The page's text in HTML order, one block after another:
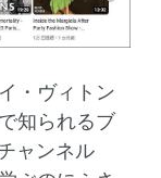
・ヴィトン
知られるブ
ャンネル